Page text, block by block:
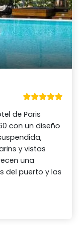
de Paris
con un diseño
y vistas
una
del puerto y las